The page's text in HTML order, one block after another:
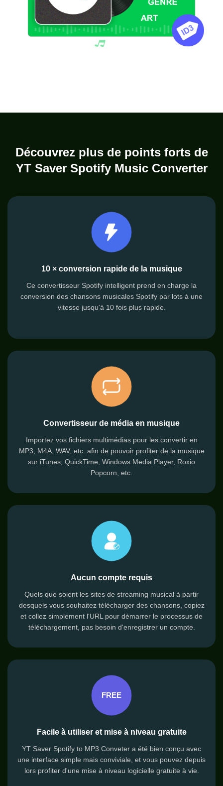
Découvrez plus de points forts de
YT Saver Spotify Music Converter
10 × conversion rapide de la musique
Ce convertisseur Spotify intelligent prend en charge la
conversion des chansons musicales Spotify par lots à une
vitesse jusqu'à 10 fois plus rapide.
Convertisseur de média en musique
Importez vos fichiers multimédias pour les convertir en
MP3, M4A, WAV, etc. afin de pouvoir profiter de la musique
sur iTunes, QuickTime, Windows Media Player, Roxio
Popcorn, etc.
Aucun compte requis
Quels que soient les sites de streaming musical à partir
desquels vous souhaitez télécharger des chansons, copiez
et collez simplement l'URL pour démarrer le processus de
téléchargement, pas besoin d'enregistrer un compte.
Facile à utiliser et mise à niveau gratuite
YT Saver Spotify to MP3 Conveter a été bien conçu avec
une interface simple mais conviviale, et vous pouvez depuis
lors profiter d'une mise à niveau logicielle gratuite à vie.